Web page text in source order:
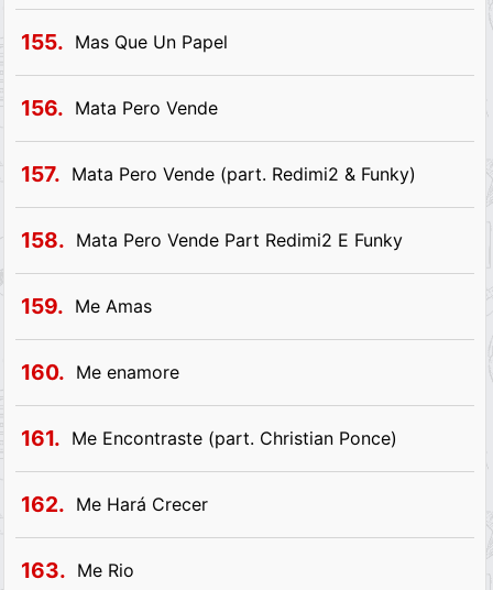
155. Mas Que Un Papel
156. Mata Pero Vende
157. Mata Pero Vende (part. Redimi2 & Funky)
158. Mata Pero Vende Part Redimi2 E Funky
159. Me Amas
160. Me enamore
161. Me Encontraste (part. Christian Ponce)
162. Me Hará Crecer
163. Me Rio